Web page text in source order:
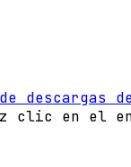
descargas
clic en el